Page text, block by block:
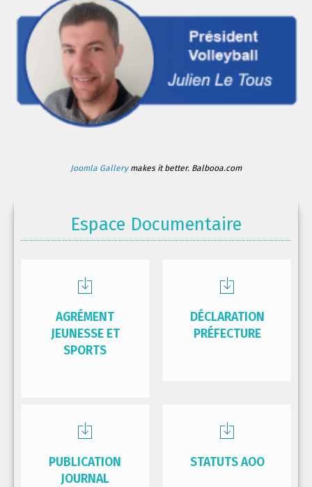
Joomla Gallerymakes it better. Balbooa.com
Espace Documentaire
AGRÉMENT
JEUNESSE ET
SPORTS
DÉCLARATION
PRÉFECTURE
PUBLICATION
JOURNAL
STATUTS AOO